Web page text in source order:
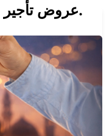
عروض تأجير السيارات والحافلات اليوم.